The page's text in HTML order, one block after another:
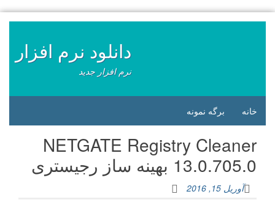
دانلود نرم افزار
نرم افزار جدید
خانه برگه نمونه
NETGATE Registry Cleaner
13.0.705.0 بهینه ساز رجیستری
آوریل 15, 2016